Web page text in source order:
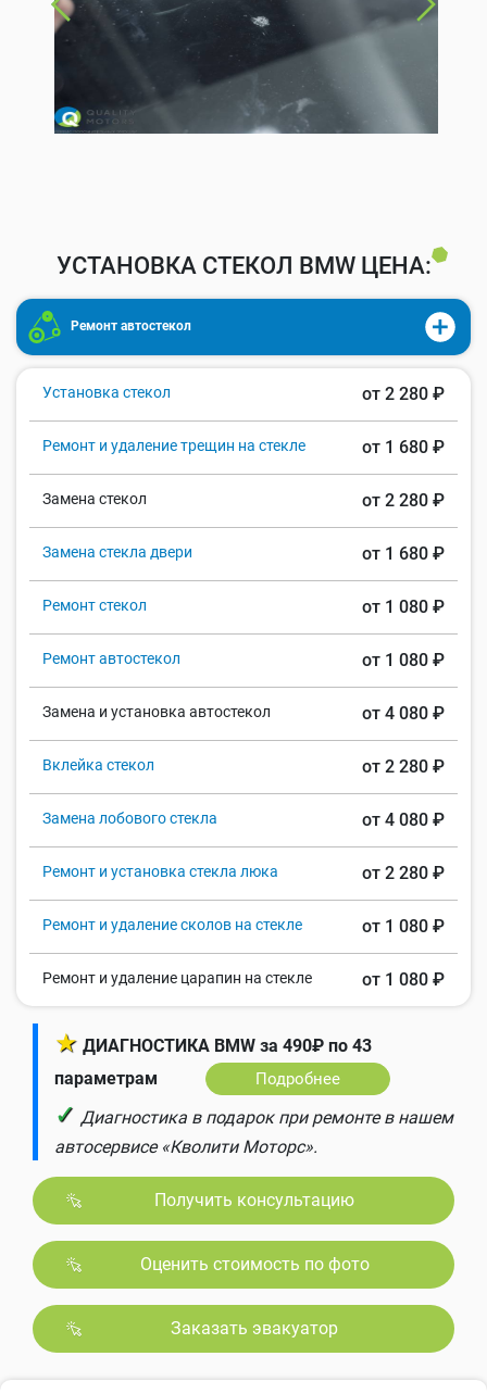
УСТАНОВКА СТЕКОЛ BMW ЦЕНА:
Ремонт автостекол
Установка стекол от 2 280 ₽
Ремонт и удаление трещин на стекле от 1 680 ₽
Замена стекол от 2 280 ₽
Замена стекла двери от 1 680 ₽
Ремонт стекол от 1 080 ₽
Ремонт автостекол от 1 080 ₽
Замена и установка автостекол от 4 080 ₽
Вклейка стекол от 2 280 ₽
Замена лобового стекла от 4 080 ₽
Ремонт и установка стекла люка от 2 280 ₽
Ремонт и удаление сколов на стекле от 1 080 ₽
Ремонт и удаление царапин на стекле от 1 080 ₽
★ ДИАГНОСТИКА BMW за 490₽ по 43
параметрам
Подробнее
✓ Диагностика в подарок при ремонте в нашем
автосервисе «Кволити Моторс».
Получить консультацию
Оценить стоимость по фото
Заказать эвакуатор